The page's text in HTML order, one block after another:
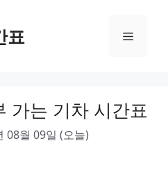
표 Menu
가는 기차 시간표
08월 09일 (오늘)